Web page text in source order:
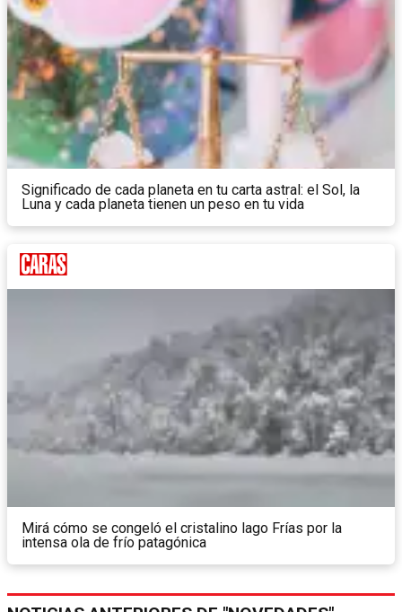
Significado de cada planeta en tu carta astral: el Sol, la
Luna y cada planeta tienen un peso en tu vida
Mirá cómo se congeló el cristalino lago Frías por la
intensa ola de frío patagónica